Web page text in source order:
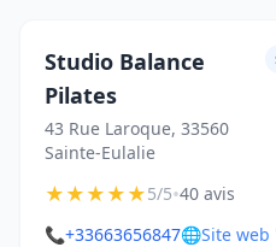
Studio Balance
Pilates
43 Rue Laroque, 33560
Sainte-Eulalie
★★★★★5/5•40 avis
📞+33663656847🌐Site web